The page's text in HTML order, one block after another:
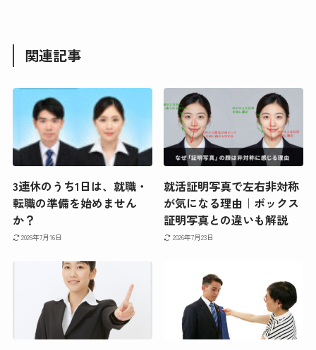
関連記事
3連休のうち1日は、就職・
転職の準備を始めません
か？
2026年7月16日
就活証明写真で左右非対称
が気になる理由｜ボックス
証明写真との違いも解説
2026年7月23日